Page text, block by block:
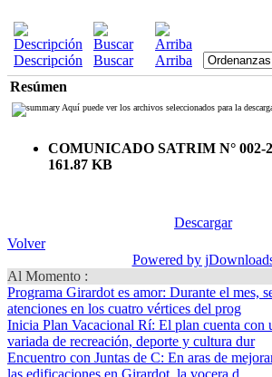
Descripción Buscar
Arriba
Resúmen
Aquí puede ver los archivos seleccionados para la
COMUNICADO SATRIM N° 002-
161.87 KB
Descargar
Volver
Powered by
Al Momento :
Programa Girardot es amor: Durante el mes,
atenciones en los cuatro vértices del prog
Inicia Plan Vacacional Rí: El plan cuenta con
variada de recreación, deporte y cultura dur
Encuentro con Juntas de C: En aras de
las edificaciones en Girardot, la vocera d